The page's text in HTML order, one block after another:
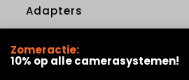
Adapters
Klantenservice
Zomeractie:
10% op alle camerasystemen!